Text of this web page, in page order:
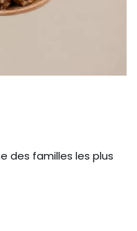
des familles les plus